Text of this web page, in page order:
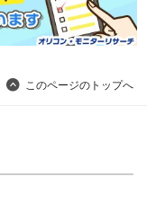
このページのトップへ